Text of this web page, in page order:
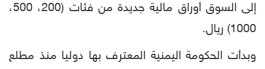
إلى السوق أوراق مالية جديدة من فئات (200، 500،
1000) ريال.
وبدأت الحكومة اليمنية المعترف بها دوليا منذ مطلع